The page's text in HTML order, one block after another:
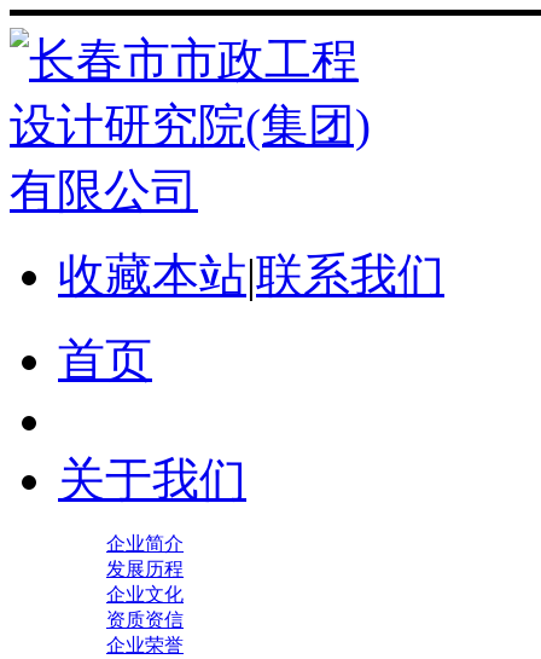
收藏本站|联系我们
首页
关于我们
企业简介
发展历程
企业文化
资质资信
企业荣誉